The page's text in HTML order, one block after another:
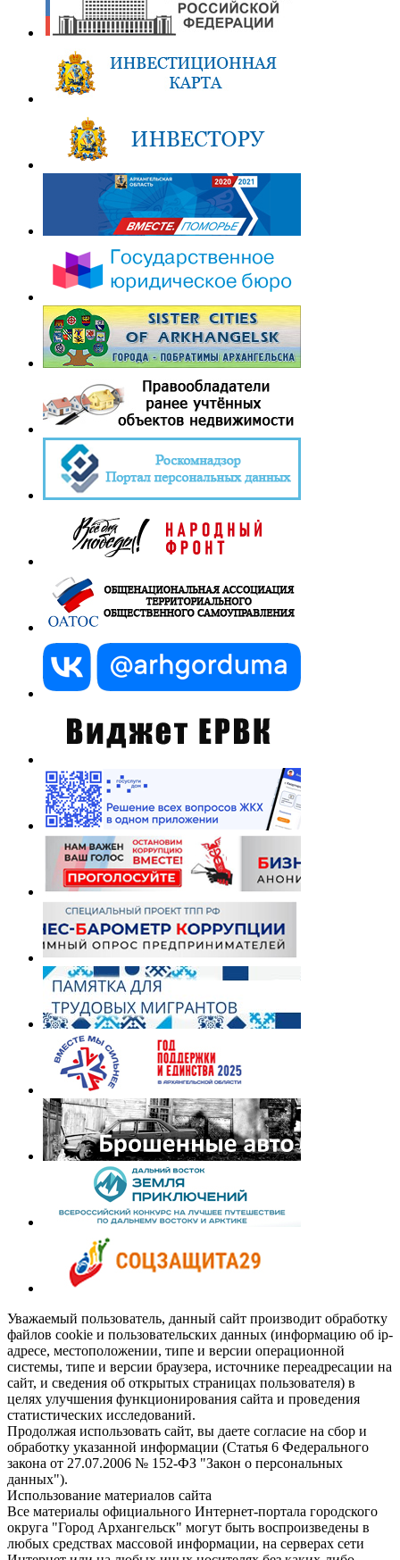
Уважаемый пользователь, данный сайт производит обработку
файлов cookie и пользовательских данных (информацию об ip-
адресе, местоположении, типе и версии операционной
системы, типе и версии браузера, источнике переадресации на
сайт, и сведения об открытых страницах пользователя) в
целях улучшения функционирования сайта и проведения
статистических исследований.
Продолжая использовать сайт, вы даете согласие на сбор и
обработку указанной информации (Статья 6 Федерального
закона от 27.07.2006 № 152-ФЗ "Закон о персональных
данных").
Использование материалов сайта
Все материалы официального Интернет-портала городского
округа "Город Архангельск" могут быть воспроизведены в
любых средствах массовой информации, на серверах сети